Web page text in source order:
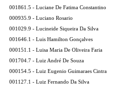
001861.5 - Luciane De Fatima Constantino
000935.9 - Luciano Rosario
001029.9 - Lucineide Siqueira Da Silva
001646.1 - Luis Hamilton Gonçalves
000151.1 - Luisa Maria De Oliveira Faria
001704.7 - Luiz André De Souza
000154.5 - Luiz Eugenio Guimaraes Cintra
001127.1 - Luiz Fernando Da Silva